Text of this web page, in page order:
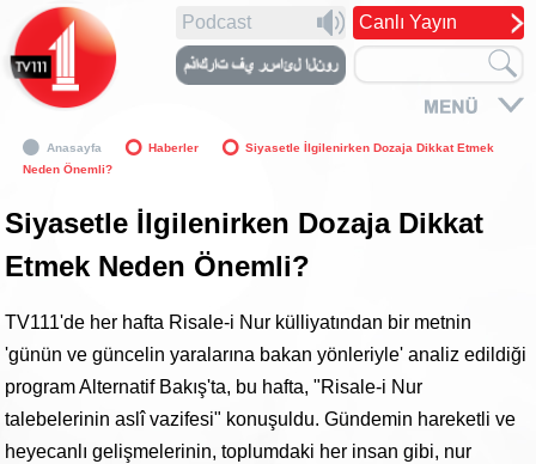
Canlı Yayın
Podcast
Anasayfa Haberler
Siyasetle İlgilenirken Dozaja Dikkat Etmek
Neden Önemli?
Siyasetle İlgilenirken Dozaja Dikkat
Etmek Neden Önemli?
TV111'de her hafta Risale-i Nur külliyatından bir metnin
'günün ve güncelin yaralarına bakan yönleriyle' analiz edildiği
program Alternatif Bakış'ta, bu hafta, "Risale-i Nur
talebelerinin aslî vazifesi" konuşuldu. Gündemin hareketli ve
heyecanlı gelişmelerinin, toplumdaki her insan gibi, nur